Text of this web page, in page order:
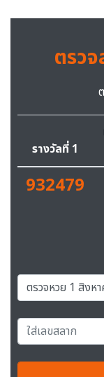
ตรว
รางวัลที่ 1
932479